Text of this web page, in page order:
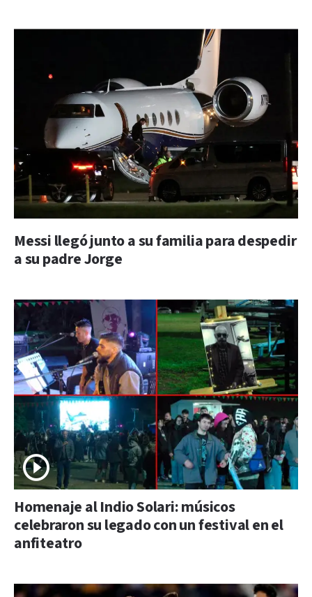
Messi llegó junto a su familia para despedir
a su padre Jorge
Homenaje al Indio Solari: músicos
celebraron su legado con un festival en el
anfiteatro